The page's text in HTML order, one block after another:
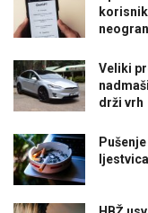
Veliki
drži vrh